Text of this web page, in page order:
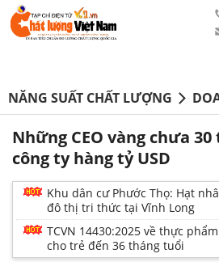
NĂNG SUẤT CHẤT LƯỢNG
Những CEO vàng chưa
công ty hàng tỷ USD
Khu dân cư Phước Thọ: Hạt
đô thị tri thức tại Vĩnh Long
TCVN 14430:2025 về thực
cho trẻ đến 36 tháng tuổi